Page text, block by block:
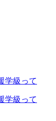
学級って
学級って